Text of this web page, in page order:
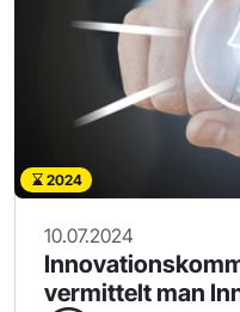
2024
10.07.2024
vermittelt man